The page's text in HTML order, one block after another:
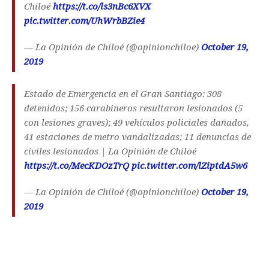
Chiloéhttps://t.co/ls3nBc6XVX
pic.twitter.com/UhWrbBZie4
— La Opinión de Chiloé (@opinionchiloe) October 19,
2019
Estado de Emergencia en el Gran Santiago: 308
detenidos; 156 carabineros resultaron lesionados (5
con lesiones graves); 49 vehículos policiales dañados,
41 estaciones de metro vandalizadas; 11 denuncias de
civiles lesionados | La Opinión de Chiloé
https://t.co/MecKDOzTrQ pic.twitter.com/lZiptdA5w6
— La Opinión de Chiloé (@opinionchiloe) October 19,
2019